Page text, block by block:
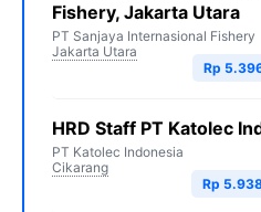
Fishery, Jakarta Utara
PT Sanjaya Internasional Fishery
Jakarta Utara
Rp
HRD Staff PT Katolec
PT Katolec Indonesia
Cikarang
Rp